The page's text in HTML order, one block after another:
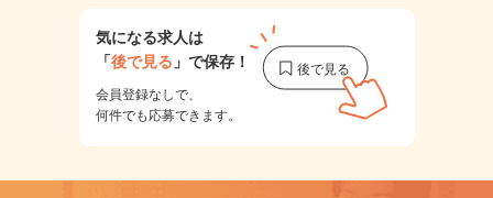
気になる求人は
「後で見る 」で保存！
会員登録なしで、
何件でも応募できます。